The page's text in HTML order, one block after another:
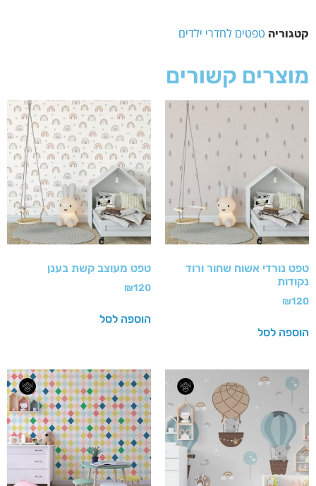
קטגוריה טפטים לחדרי ילדים
מוצרים קשורים
טפט נורדי אשוח שחור ורוד
נקודות
₪120
הוספה לסל
טפט מעוצב קשת בענן
₪120
הוספה לסל